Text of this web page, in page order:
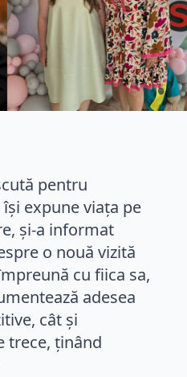
pentru
expune viața pe
și-a informat
o nouă vizită
cu fiica sa,
adesea
cât și
trece, ținând